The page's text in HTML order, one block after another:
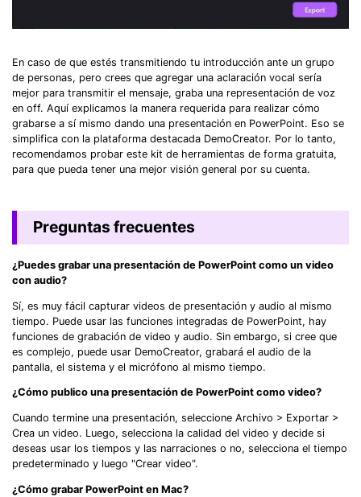
En caso de que estés transmitiendo tu introducción ante un grupo
de personas, pero crees que agregar una aclaración vocal sería
mejor para transmitir el mensaje, graba una representación de voz
en off. Aquí explicamos la manera requerida para realizar cómo
grabarse a sí mismo dando una presentación en PowerPoint. Eso se
simplifica con la plataforma destacada DemoCreator. Por lo tanto,
recomendamos probar este kit de herramientas de forma gratuita,
para que pueda tener una mejor visión general por su cuenta.
Preguntas frecuentes
¿Puedes grabar una presentación de PowerPoint como un video
con audio?
Sí, es muy fácil capturar videos de presentación y audio al mismo
tiempo. Puede usar las funciones integradas de PowerPoint, hay
funciones de grabación de video y audio. Sin embargo, si cree que
es complejo, puede usar DemoCreator, grabará el audio de la
pantalla, el sistema y el micrófono al mismo tiempo.
¿Cómo publico una presentación de PowerPoint como video?
Cuando termine una presentación, seleccione Archivo > Exportar >
Crea un video. Luego, selecciona la calidad del video y decide si
deseas usar los tiempos y las narraciones o no, selecciona el tiempo
predeterminado y luego "Crear video".
¿Cómo grabar PowerPoint en Mac?